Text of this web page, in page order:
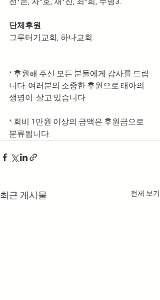
단체후원
그루터기교회, 하나교회.
* 후원해 주신 모든 분들에게 감사를 드립
니다. 여러분의 소중한 후원으로 태아의
생명이  살고 있습니다.
* 회비 1만원 이상의 금액은 후원금으로
분류됩니다.
최근 게시물 전체 보기